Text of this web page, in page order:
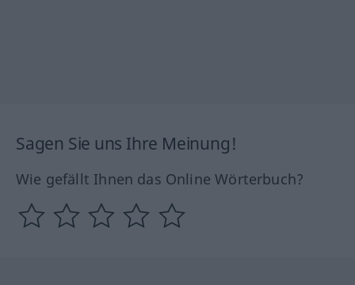
Sagen Sie uns Ihre Meinung!
Wie gefällt Ihnen das Online Wörterbuch?